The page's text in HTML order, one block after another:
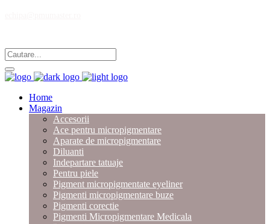
Home
Magazin
Accesorii
Ace pentru micropigmentare
Aparate de micropigmentare
Diluanti
Indepartare tatuaje
Pentru piele
Pigment micropigmentate eyeliner
Pigmenti micropigmentare buze
Pigmenti corectie
Pigmenti Micropigmentare Medicala